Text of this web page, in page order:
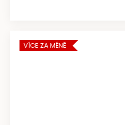
VÍCE ZA MÉNĚ